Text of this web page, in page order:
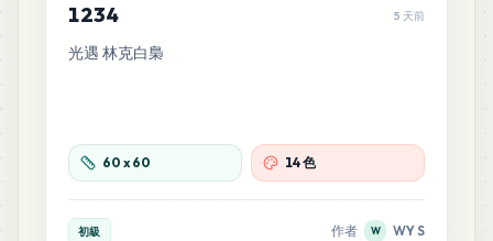
1234 5 天前
光遇 林克白梟
60 x 60 14 色
初級 作者 W WY S